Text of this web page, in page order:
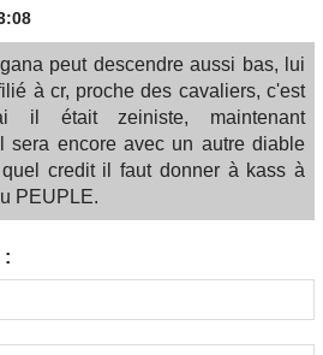
peut descendre aussi bas, lui
à cr, proche des cavaliers, c'est
il était zeiniste, maintenant
sera encore avec un autre diable
credit il faut donner à kass à
PEUPLE.
: